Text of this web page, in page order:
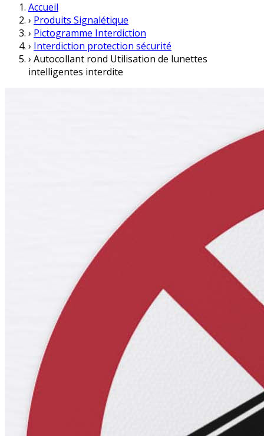
Accueil
› Produits Signalétique
› Pictogramme Interdiction
› Interdiction protection sécurité
› Autocollant rond Utilisation de lunettes
intelligentes interdite